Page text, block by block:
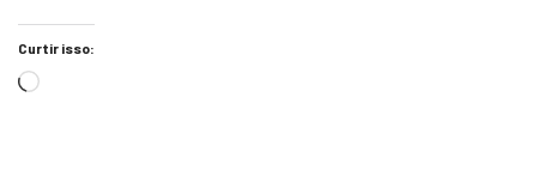
Curtir isso: